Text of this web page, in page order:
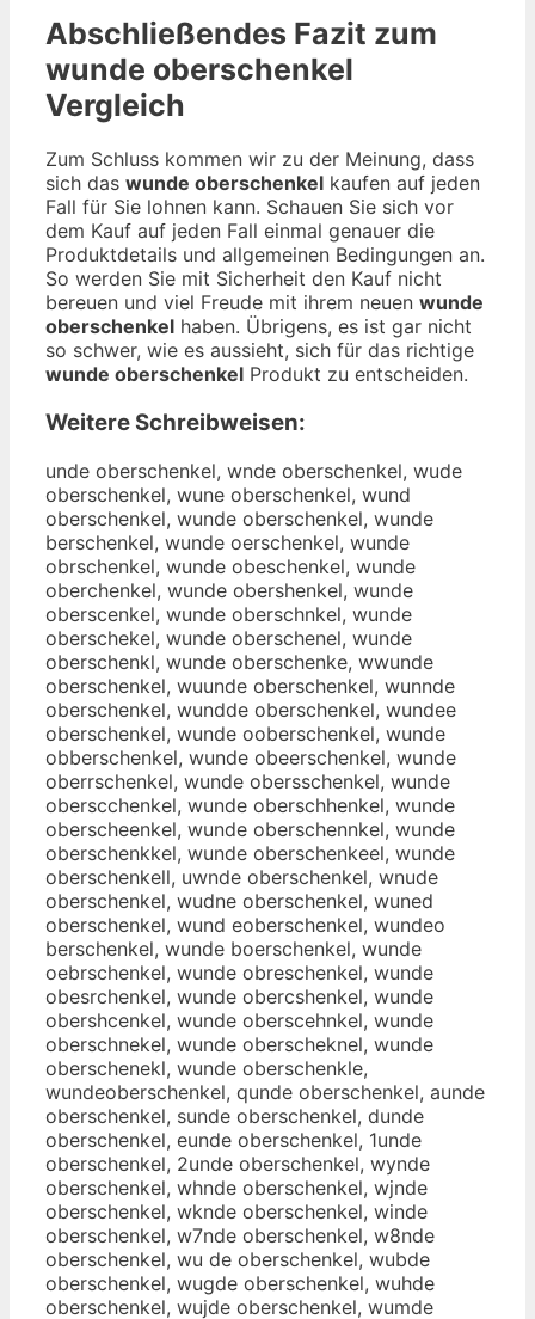
Abschließendes Fazit zum
wunde oberschenkel
Vergleich
Zum Schluss kommen wir zu der Meinung, dass
sich das wunde oberschenkel kaufen auf jeden
Fall für Sie lohnen kann. Schauen Sie sich vor
dem Kauf auf jeden Fall einmal genauer die
Produktdetails und allgemeinen Bedingungen an.
So werden Sie mit Sicherheit den Kauf nicht
bereuen und viel Freude mit ihrem neuen wunde
oberschenkel haben. Übrigens, es ist gar nicht
so schwer, wie es aussieht, sich für das richtige
wunde oberschenkel Produkt zu entscheiden.
Weitere Schreibweisen:
unde oberschenkel, wnde oberschenkel, wude
oberschenkel, wune oberschenkel, wund
oberschenkel, wunde oberschenkel, wunde
berschenkel, wunde oerschenkel, wunde
obrschenkel, wunde obeschenkel, wunde
oberchenkel, wunde obershenkel, wunde
oberscenkel, wunde oberschnkel, wunde
oberschekel, wunde oberschenel, wunde
oberschenkl, wunde oberschenke, wwunde
oberschenkel, wuunde oberschenkel, wunnde
oberschenkel, wundde oberschenkel, wundee
oberschenkel, wunde ooberschenkel, wunde
obberschenkel, wunde obeerschenkel, wunde
oberrschenkel, wunde obersschenkel, wunde
oberscchenkel, wunde oberschhenkel, wunde
oberscheenkel, wunde oberschennkel, wunde
oberschenkkel, wunde oberschenkeel, wunde
oberschenkell, uwnde oberschenkel, wnude
oberschenkel, wudne oberschenkel, wuned
oberschenkel, wund eoberschenkel, wundeo
berschenkel, wunde boerschenkel, wunde
oebrschenkel, wunde obreschenkel, wunde
obesrchenkel, wunde obercshenkel, wunde
obershcenkel, wunde oberscehnkel, wunde
oberschnekel, wunde oberscheknel, wunde
oberschenekl, wunde oberschenkle,
wundeoberschenkel, qunde oberschenkel, aunde
oberschenkel, sunde oberschenkel, dunde
oberschenkel, eunde oberschenkel, 1unde
oberschenkel, 2unde oberschenkel, wynde
oberschenkel, whnde oberschenkel, wjnde
oberschenkel, wknde oberschenkel, winde
oberschenkel, w7nde oberschenkel, w8nde
oberschenkel, wu de oberschenkel, wubde
oberschenkel, wugde oberschenkel, wuhde
oberschenkel, wujde oberschenkel, wumde